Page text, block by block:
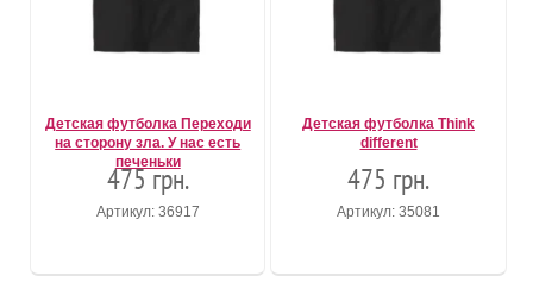
Детская футболка Переходи
на сторону зла. У нас есть
печеньки
475 грн.
Артикул: 36917
Детская футболка Think
different
475 грн.
Артикул: 35081